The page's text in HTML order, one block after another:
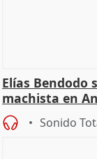
Elías Bendodo
machista en
Sonido